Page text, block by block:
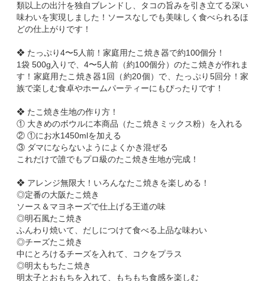
類以上の出汁を独自ブレンドし、タコの旨みを引き立てる深い
味わいを実現しました！ソースなしでも美味しく食べられるほ
どの仕上がりです！
❖ たっぷり4〜5人前！家庭用たこ焼き器で約100個分！
1袋 500g入りで、4〜5人前（約100個分）のたこ焼きが作れま
す！家庭用たこ焼き器1回（約20個）で、たっぷり5回分！家
族で楽しむ食卓やホームパーティーにもぴったりです！
❖ たこ焼き生地の作り方！
① 大きめのボウルに本商品（たこ焼きミックス粉）を入れる
② ①にお水1450mlを加える
③ ダマにならないようによくかき混ぜる
これだけで誰でもプロ級のたこ焼き生地が完成！
❖ アレンジ無限大！いろんなたこ焼きを楽しめる！
◎定番の大阪たこ焼き
ソース＆マヨネーズで仕上げる王道の味
◎明石風たこ焼き
ふんわり焼いて、だしにつけて食べる上品な味わい
◎チーズたこ焼き
中にとろけるチーズを入れて、コクをプラス
◎明太もちたこ焼き
明太子とおもちを入れて、もちもち食感を楽しむ